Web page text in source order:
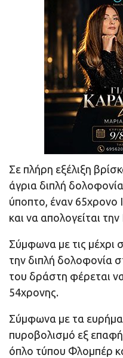
Σε πλήρη εξέλιξη
άγρια διπλή
ύποπτο, έναν 65χρονο
και να απολογείται
Σύμφωνα με τις μέχρι
την διπλή δολοφονία
του δράστη φέρεται
54χρονης.
Σύμφωνα με τα
πυροβολισμό εξ
όπλο τύπου Φλομπέρ